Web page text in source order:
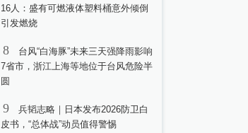
16人：盛有可燃液体塑料桶意外倾倒
引发燃烧
8
台风“白海豚”未来三天强降雨影响
7省市，浙江上海等地位于台风危险半
圆
9
兵韬志略｜日本发布2026防卫白
皮书，“总体战”动员值得警惕